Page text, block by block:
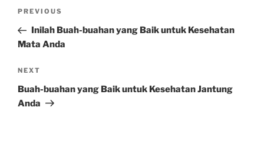
Previous
Post
PREVIOUS
Inilah Buah-buahan yang Baik untuk Kesehatan
Mata Anda
Next
Post
NEXT
Buah-buahan yang Baik untuk Kesehatan Jantung
Anda